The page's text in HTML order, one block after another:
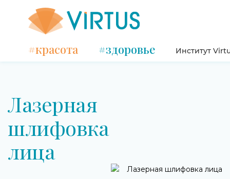
#красота #здоровье Институт
Лазерная
шлифовка
лица